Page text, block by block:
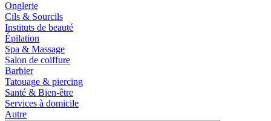
Onglerie
Cils & Sourcils
Instituts de beauté
Épilation
Spa & Massage
Salon de coiffure
Barbier
Tatouage & piercing
Santé & Bien-être
Services à domicile
Autre